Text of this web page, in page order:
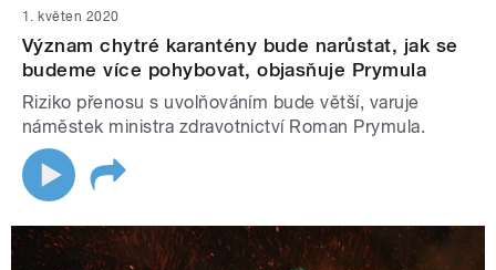
1. květen 2020
Význam chytré karantény bude narůstat, jak se
budeme více pohybovat, objasňuje Prymula
Riziko přenosu s uvolňováním bude větší, varuje
náměstek ministra zdravotnictví Roman Prymula.